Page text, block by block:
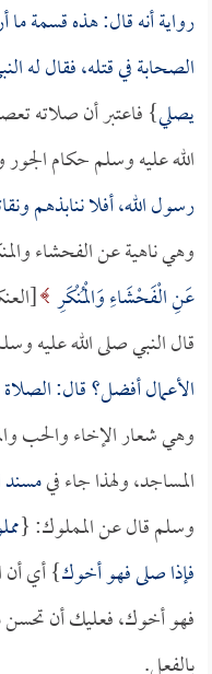
رواية أنه قال: هذه قسمة
الصحابة في قتله، فقال له
يصلي} فاعتبر أن صلاته
الله عليه وسلم حكام
رسول الله، أفلا ننابذهم
وهي ناهية عن الفحشاء
عَنِ الْفَحْشَاءِ وَالْمُنْكَرِ
قال النبي صلى الله عليه
الأعمال أفضل؟ قال: الصلاة
وهي شعار الإخاء والحب
المساجد، ولهذا جاء فيمسند
وسلم قال عن المملوك: {
فإذا صلى فهو أخوك} أي أن
فهو أخوك، فعليك أن تحسن